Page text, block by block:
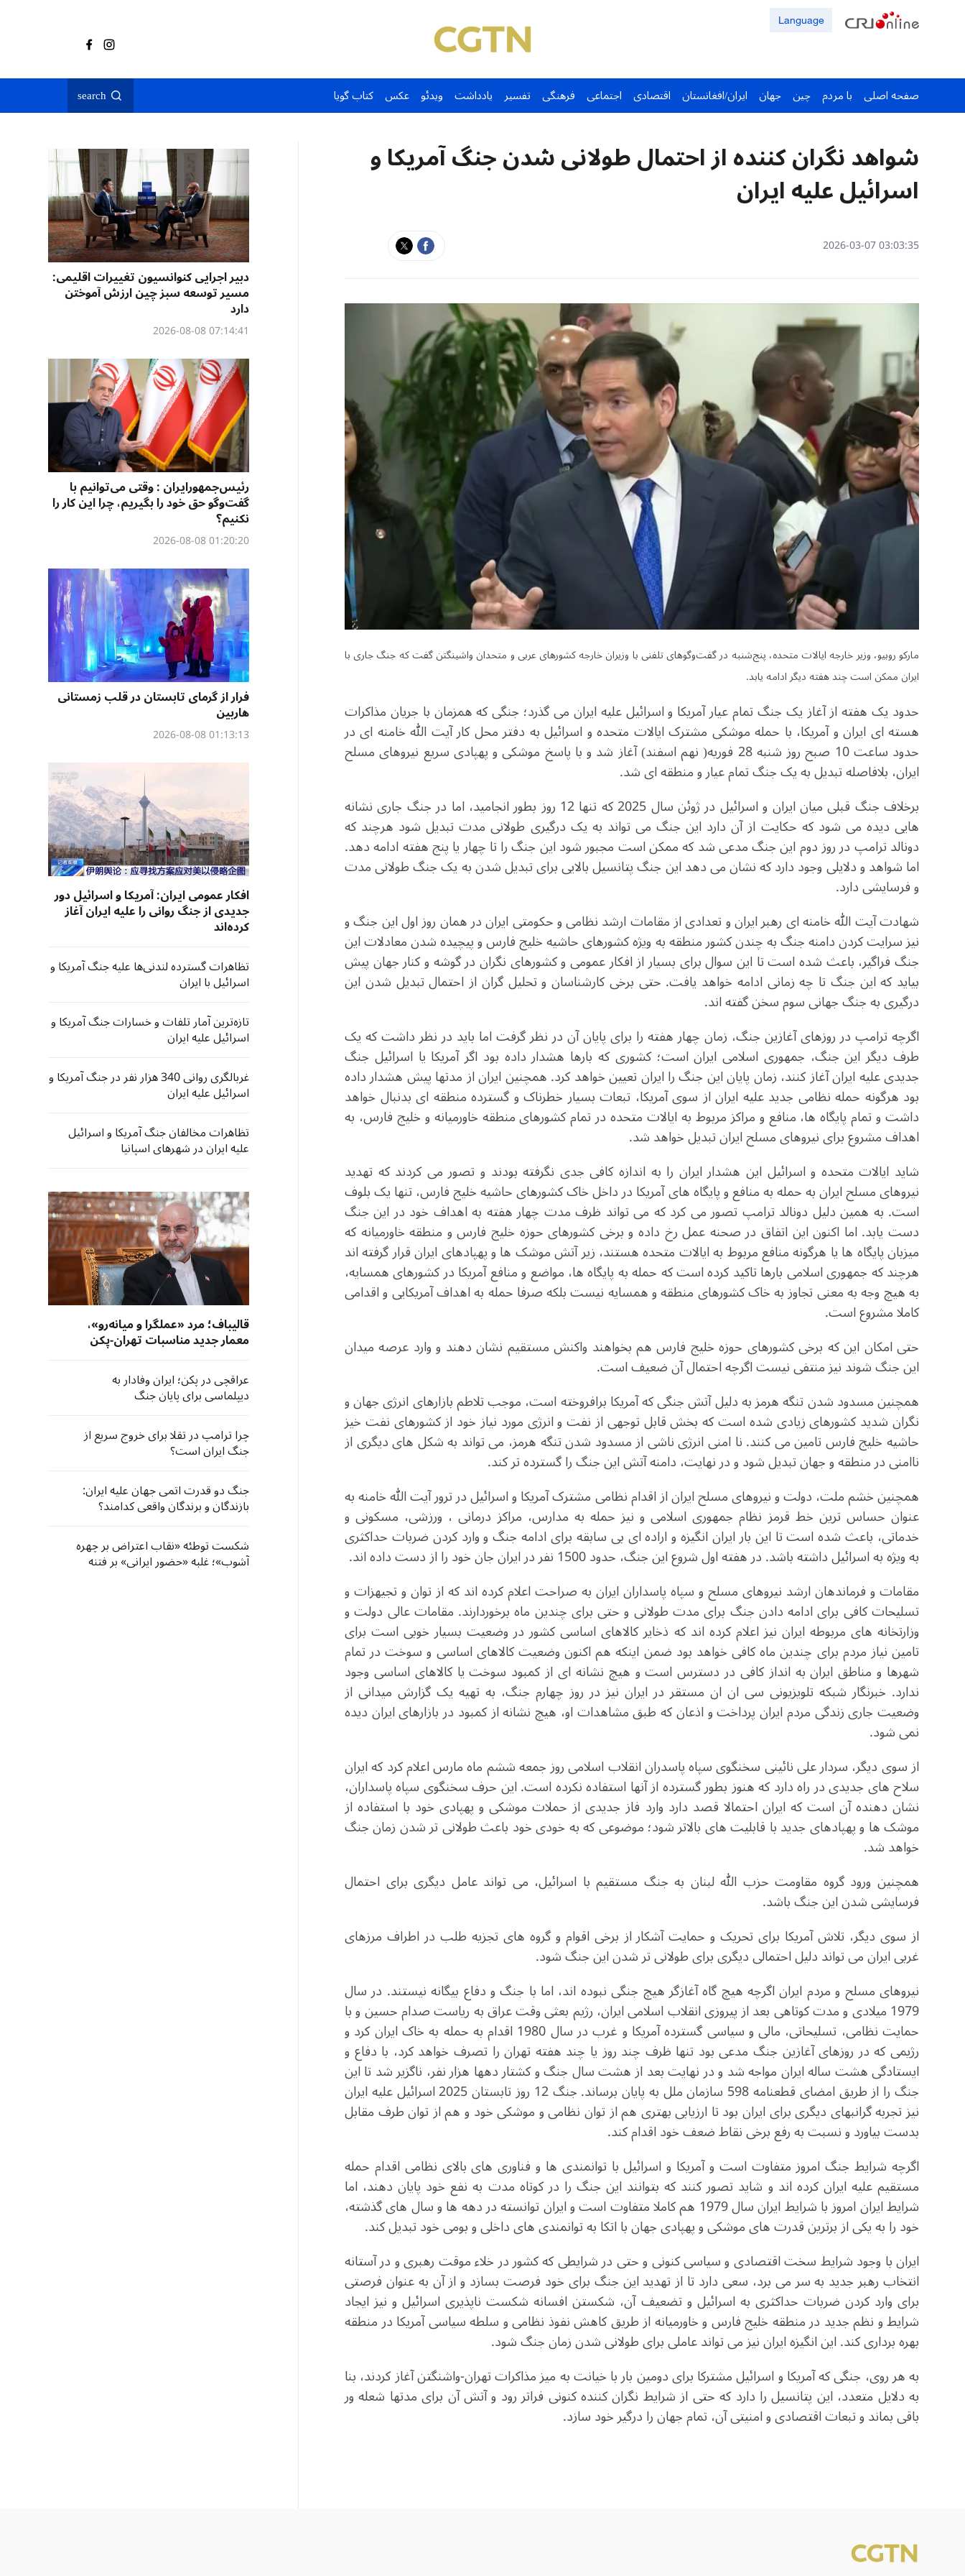
Language
صفحه اصلی با مردم چین جهان ایران/افغانستان اقتصادی اجتماعی فرهنگی تفسیر یادداشت ویدئو عکس کتاب گویا search
شواهد نگران کننده از احتمال طولانی شدن جنگ آمریکا و
اسرائیل علیه ایران
03:03:35 2026-03-07
مارکو روبیو، وزیر خارجه ایالات متحده، پنج‌شنبه در گفت‌وگوهای تلفنی با وزیران خارجه کشورهای عربی و متحدان واشینگتن گفت که جنگ جاری با
ایران ممکن است چند هفته دیگر ادامه یابد.
حدود یک هفته از آغاز یک جنگ تمام عیار آمریکا و اسرائیل علیه ایران می گذرد؛ جنگی که همزمان با جریان مذاکرات
هسته ای ایران و آمریکا، با حمله موشکی مشترک ایالات متحده و اسرائیل به دفتر محل کار آیت الله خامنه ای در
حدود ساعت 10 صبح روز شنبه 28 فوریه( نهم اسفند) آغاز شد و با پاسخ موشکی و پهپادی سریع نیروهای مسلح
ایران، بلافاصله تبدیل به یک جنگ تمام عیار و منطقه ای شد.
برخلاف جنگ قبلی میان ایران و اسرائیل در ژوئن سال 2025 که تنها 12 روز بطور انجامید، اما در جنگ جاری نشانه
هایی دیده می شود که حکایت از آن دارد این جنگ می تواند به یک درگیری طولانی مدت تبدیل شود هرچند که
دونالد ترامپ در روز دوم این جنگ مدعی شد که ممکن است مجبور شود این جنگ را تا چهار یا پنج هفته ادامه دهد.
اما شواهد و دلایلی وجود دارد که نشان می دهد این جنگ پتانسیل بالایی برای تبدیل شدن به یک جنگ طولانی مدت
و فرسایشی دارد.
شهادت آیت الله خامنه ای رهبر ایران و تعدادی از مقامات ارشد نظامی و حکومتی ایران در همان روز اول این جنگ و
نیز سرایت کردن دامنه جنگ به چندن کشور منطقه به ویژه کشورهای حاشیه خلیج فارس و پیچیده شدن معادلات این
جنگ فراگیر، باعث شده است تا این سوال برای بسیار از افکار عمومی و کشورهای نگران در گوشه و کنار جهان پیش
بیاید که این جنگ تا چه زمانی ادامه خواهد یافت. حتی برخی کارشناسان و تحلیل گران از احتمال تبدیل شدن این
درگیری به جنگ جهانی سوم سخن گفته اند.
اگرچه ترامپ در روزهای آغازین جنگ، زمان چهار هفته را برای پایان آن در نظر گرفت اما باید در نظر داشت که یک
طرف دیگر این جنگ، جمهوری اسلامی ایران است؛ کشوری که بارها هشدار داده بود اگر آمریکا یا اسرائیل جنگ
جدیدی علیه ایران آغاز کنند، زمان پایان این جنگ را ایران تعیین خواهد کرد. همچنین ایران از مدتها پیش هشدار داده
بود هرگونه حمله نظامی جدید علیه ایران از سوی آمریکا، تبعات بسیار خطرناک و گسترده منطقه ای بدنبال خواهد
داشت و تمام پایگاه ها، منافع و مراکز مربوط به ایالات متحده در تمام کشورهای منطقه خاورمیانه و خلیج فارس، به
اهداف مشروع برای نیروهای مسلح ایران تبدیل خواهد شد.
شاید ایالات متحده و اسرائیل این هشدار ایران را به اندازه کافی جدی نگرفته بودند و تصور می کردند که تهدید
نیروهای مسلح ایران به حمله به منافع و پایگاه های آمریکا در داخل خاک کشورهای حاشیه خلیج فارس، تنها یک بلوف
است. به همین دلیل دونالد ترامپ تصور می کرد که می تواند ظرف مدت چهار هفته به اهداف خود در این جنگ
دست یابد. اما اکنون این اتفاق در صحنه عمل رخ داده و برخی کشورهای حوزه خلیج فارس و منطقه خاورمیانه که
میزبان پایگاه ها یا هرگونه منافع مربوط به ایالات متحده هستند، زیر آتش موشک ها و پهپادهای ایران قرار گرفته اند
هرچند که جمهوری اسلامی بارها تاکید کرده است که حمله به پایگاه ها، مواضع و منافع آمریکا در کشورهای همسایه،
به هیچ وجه به معنی تجاوز به خاک کشورهای منطقه و همسایه نیست بلکه صرفا حمله به اهداف آمریکایی و اقدامی
کاملا مشروع است.
حتی امکان این که برخی کشورهای حوزه خلیج فارس هم بخواهند واکنش مستقیم نشان دهند و وارد عرصه میدان
این جنگ شوند نیز منتفی نیست اگرچه احتمال آن ضعیف است.
همچنین مسدود شدن تنگه هرمز به دلیل آتش جنگی که آمریکا برافروخته است، موجب تلاطم بازارهای انرژی جهان و
نگران شدید کشورهای زیادی شده است که بخش قابل توجهی از نفت و انرژی مورد نیاز خود از کشورهای نفت خیز
حاشیه خلیج فارس تامین می کنند. نا امنی انرژی ناشی از مسدود شدن تنگه هرمز، می تواند به شکل های دیگری از
ناامنی در منطقه و جهان تبدیل شود و در نهایت، دامنه آتش این جنگ را گسترده تر کند.
همچنین خشم ملت، دولت و نیروهای مسلح ایران از اقدام نظامی مشترک آمریکا و اسرائیل در ترور آیت الله خامنه به
عنوان حساس ترین خط قرمز نظام جمهوری اسلامی و نیز حمله به مدارس، مراکز درمانی ، ورزشی، مسکونی و
خدماتی، باعث شده است تا این بار ایران انگیزه و اراده ای بی سابقه برای ادامه جنگ و وارد کردن ضربات حداکثری
به ویژه به اسرائیل داشته باشد. در هفته اول شروع این جنگ، حدود 1500 نفر در ایران جان خود را از دست داده اند.
مقامات و فرماندهان ارشد نیروهای مسلح و سپاه پاسداران ایران به صراحت اعلام کرده اند که از توان و تجیهزات و
تسلیحات کافی برای ادامه دادن جنگ برای مدت طولانی و حتی برای چندین ماه برخوردارند. مقامات عالی دولت و
وزارتخانه های مربوطه ایران نیز اعلام کرده اند که ذخایر کالاهای اساسی کشور در وضعیت بسیار خوبی است برای
تامین نیاز مردم برای چندین ماه کافی خواهد بود ضمن اینکه هم اکنون وضعیت کالاهای اساسی و سوخت در تمام
شهرها و مناطق ایران به انداز کافی در دسترس است و هیچ نشانه ای از کمبود سوخت یا کالاهای اساسی وجود
ندارد. خبرنگار شبکه تلویزیونی سی ان ان مستقر در ایران نیز در روز چهارم جنگ، به تهیه یک گزارش میدانی از
وضعیت جاری زندگی مردم ایران پرداخت و اذعان که طبق مشاهدات او، هیچ نشانه از کمبود در بازارهای ایران دیده
نمی شود.
از سوی دیگر، سردار علی نائینی سخنگوی سپاه پاسدران انقلاب اسلامی روز جمعه ششم ماه مارس اعلام کرد که ایران
سلاح های جدیدی در راه دارد که هنوز بطور گسترده از آنها استفاده نکرده است. این حرف سخنگوی سپاه پاسداران،
نشان دهنده آن است که ایران احتمالا قصد دارد وارد فاز جدیدی از حملات موشکی و پهپادی خود با استفاده از
موشک ها و پهپادهای جدید با قابلیت های بالاتر شود؛ موضوعی که به خودی خود باعث طولانی تر شدن زمان جنگ
خواهد شد.
همچنین ورود گروه مقاومت حزب الله لبنان به جنگ مستقیم با اسرائیل، می تواند عامل دیگری برای احتمال
فرسایشی شدن این جنگ باشد.
از سوی دیگر، تلاش آمریکا برای تحریک و حمایت آشکار از برخی اقوام و گروه های تجزیه طلب در اطراف مرزهای
غربی ایران می تواند دلیل احتمالی دیگری برای طولانی تر شدن این جنگ شود.
نیروهای مسلح و مردم ایران اگرچه هیچ گاه آغازگر هیچ جنگی نبوده اند، اما با جنگ و دفاع بیگانه نیستند. در سال
1979 میلادی و مدت کوتاهی بعد از پیروزی انقلاب اسلامی ایران، رژیم بعثی وقت عراق به ریاست صدام حسین و با
حمایت نظامی، تسلیحاتی، مالی و سیاسی گسترده آمریکا و غرب در سال 1980 اقدام به حمله به خاک ایران کرد و
رژیمی که در روزهای آغازین جنگ مدعی بود تنها ظرف چند روز یا چند هفته تهران را تصرف خواهد کرد، با دفاع و
ایستادگی هشت ساله ایران مواجه شد و در نهایت بعد از هشت سال جنگ و کشتار دهها هزار نفر، ناگزیر شد تا این
جنگ را از طریق امضای قطعنامه 598 سازمان ملل به پایان برساند. جنگ 12 روز تابستان 2025 اسرائیل علیه ایران
نیز تجربه گرانبهای دیگری برای ایران بود تا ارزیابی بهتری هم از توان نظامی و موشکی خود و هم از توان طرف مقابل
بدست بیاورد و نسبت به رفع برخی نقاط ضعف خود اقدام کند.
اگرچه شرایط جنگ امروز متفاوت است و آمریکا و اسرائیل با توانمندی ها و فناوری های بالای نظامی اقدام حمله
مستقیم علیه ایران کرده اند و شاید تصور کنند که بتوانند این جنگ را در کوتاه مدت به نفع خود پایان دهند، اما
شرایط ایران امروز با شرایط ایران سال 1979 هم کاملا متفاوت است و ایران توانسته در دهه ها و سال های گذشته،
خود را به یکی از برترین قدرت های موشکی و پهپادی جهان با اتکا به توانمندی های داخلی و بومی خود تبدیل کند.
ایران با وجود شرایط سخت اقتصادی و سیاسی کنونی و حتی در شرایطی که کشور در خلاء موقت رهبری و در آستانه
انتخاب رهبر جدید به سر می برد، سعی دارد تا از تهدید این جنگ برای خود فرصت بسازد و از آن به عنوان فرصتی
برای وارد کردن ضربات حداکثری به اسرائیل و تضعیف آن، شکستن افسانه شکست ناپذیری اسرائیل و نیز ایجاد
شرایط و نظم جدید در منطقه خلیج فارس و خاورمیانه از طریق کاهش نفوذ نظامی و سلطه سیاسی آمریکا در منطقه
بهره برداری کند. این انگیزه ایران نیز می تواند عاملی برای طولانی شدن زمان جنگ شود.
به هر روی، جنگی که آمریکا و اسرائیل مشترکا برای دومین بار با خیانت به میز مذاکرات تهران-واشنگتن آغاز کردند، بنا
به دلایل متعدد، این پتانسیل را دارد که حتی از شرایط نگران کننده کنونی فراتر رود و آتش آن برای مدتها شعله ور
باقی بماند و تبعات اقتصادی و امنیتی آن، تمام جهان را درگیر خود سازد.
دبیر اجرایی کنوانسیون تغییرات اقلیمی:
مسیر توسعه سبز چین ارزش آموختن
دارد
07:14:41 2026-08-08
رئیس‌جمهورایران : وقتی می‌توانیم با
گفت‌وگو حق خود را بگیریم، چرا این کار را
نکنیم؟
01:20:20 2026-08-08
فرار از گرمای تابستان در قلب زمستانی
هاربین
01:13:13 2026-08-08
افکار عمومی ایران: آمریکا و اسرائیل دور
جدیدی از جنگ روانی را علیه ایران آغاز
کرده‌اند
تظاهرات گسترده لندنی‌ها علیه جنگ آمریکا و
اسرائیل با ایران
تازه‌ترین آمار تلفات و خسارات جنگ آمریکا و
اسرائیل علیه ایران
غربالگری روانی 340 هزار نفر در جنگ آمریکا و
اسرائیل علیه ایران
تظاهرات مخالفان جنگ آمریکا و اسرائیل
علیه ایران در شهرهای اسپانیا
قالیباف؛ مرد «عملگرا و میانه‌رو»،
معمار جدید مناسبات تهران-پکن
عراقچی در پکن؛ ایران وفادار به
دیپلماسی برای پایان جنگ
چرا ترامپ در تقلا برای خروج سریع از
جنگ ایران است؟
جنگ دو قدرت اتمی جهان علیه ایران:
بازندگان و برندگان واقعی کدامند؟
شکست توطئه «نقاب اعتراض بر چهره
آشوب»؛ غلبه «حضور ایرانی» بر فتنه